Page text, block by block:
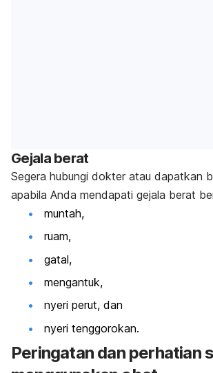
Gejala berat
Segera hubungi dokter atau dapatkan
apabila Anda mendapati gejala berat
muntah,
ruam,
gatal,
mengantuk,
nyeri perut, dan
nyeri tenggorokan.
Peringatan dan perhatian